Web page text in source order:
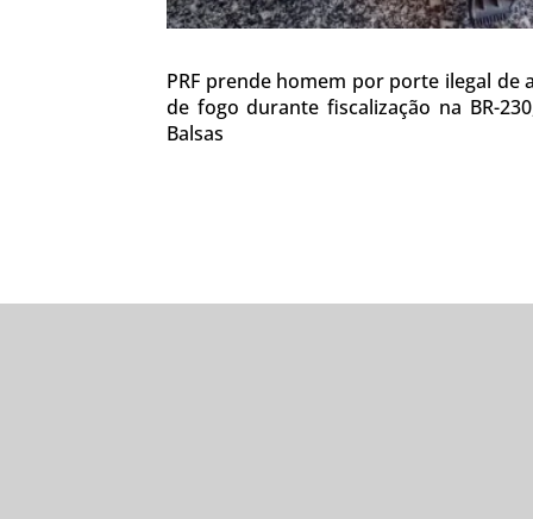
PRF prende homem por porte ilegal de
de fogo durante fiscalização na BR-
Balsas